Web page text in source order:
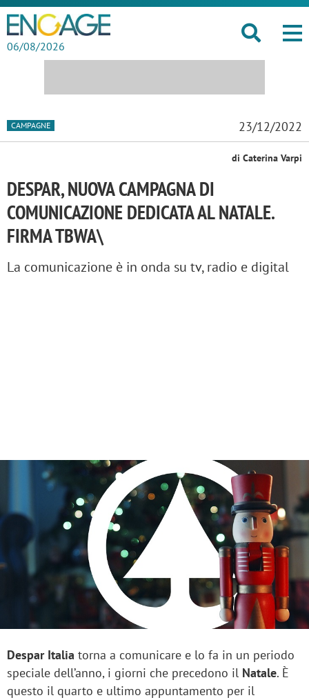
06/08/2026
CAMPAGNE 23/12/2022
di Caterina Varpi
DESPAR, NUOVA CAMPAGNA DI
COMUNICAZIONE DEDICATA AL NATALE.
FIRMA TBWA\
La comunicazione è in onda su tv, radio e digital
Despar Italia torna a comunicare e lo fa in un periodo
speciale dell’anno, i giorni che precedono il Natale. È
questo il quarto e ultimo appuntamento per il